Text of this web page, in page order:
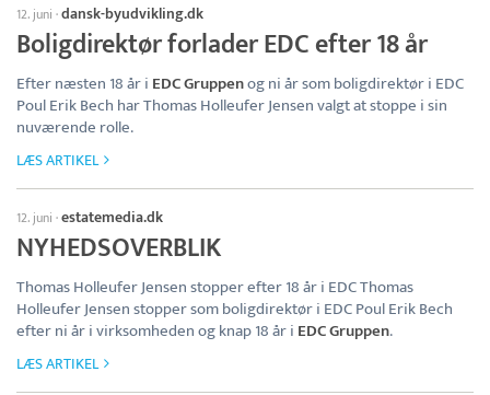
12. juni ·dansk-byudvikling.dk
Boligdirektør forlader EDC efter 18 år
Efter næsten 18 år i EDC Gruppenog ni år som boligdirektør i EDC
Poul Erik Bech har Thomas Holleufer Jensen valgt at stoppe i sin
nuværende rolle.
LÆS ARTIKEL
12. juni ·estatemedia.dk
NYHEDSOVERBLIK
Thomas Holleufer Jensen stopper efter 18 år i EDC Thomas
Holleufer Jensen stopper som boligdirektør i EDC Poul Erik Bech
efter ni år i virksomheden og knap 18 år i EDC Gruppen.
LÆS ARTIKEL